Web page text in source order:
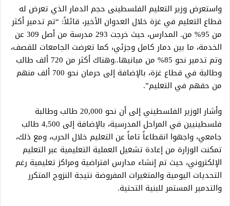
واستعرض وزير التعليم الفلسطينى حجم الدمار الذي تعرض له
قطاع التعليم في غزة خلال العدوان الأخير، قائلاً: “تم تدمير أكثر
من 95% من. المدارس، حيث خرجت 293 مدرسة من أصل 309 عن
الخدمة، ما بين دمار كامل وجزئي، كما تعرضت الجامعات للقصف،
وتم تدمير نحو 85% من مبانيها..وهناك أكثر من 720 ألف طالب
وطالبة في قطاع غزة، بالإضافة إلى حرمان نحو 700 ألف منهم
من حقهم في التعليم”.
وأشار الوزير الفلسطيني إلى أن نحو 20,000 طالب وطالبة
فلسطينيين في المراحل المدرسية، بالإضافة إلى 4,500 طالب
جامعي، واجهوا انقطاعاً تاماً عن التعليم خلال الحرب، ومع ذلك،
تمكنت الوزارة من إعادة تشغيل العملية التعليمية عبر التعليم
الإلكتروني، حيث تم إنشاء مدارس افتراضية ومراكز تعليمية رغم
التحديات اليومية والمتغيرات المفروضة نتيجة النزوح المتكرر
والتدمير المستمر للبنية التحتية.